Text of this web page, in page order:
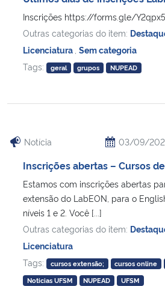
Inscrições https://forms.gle/
Outras categorias do item:
Licenciatura Sem categoria
Tags:
geral grupos NUPEAD
Notícia 03/09/
Inscrições abertas – Cursos
Estamos com inscrições abertas
extensão do LabEON, para o
níveis 1 e 2. Você [...]
Outras categorias do item:
Licenciatura
Tags:
cursos extensão; cursos online
Noticias UFSM
NUPEAD UFSM